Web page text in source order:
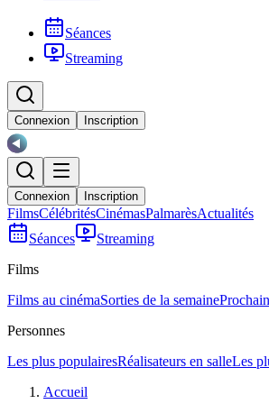
Séances
Streaming
Connexion Inscription
Connexion Inscription
FilmsCélébritésCinémasPalmarèsActualités
Séances
Streaming
Films
Films au cinémaSorties de la semaine
Personnes
Les plus populairesRéalisateurs en salleLes
Accueil